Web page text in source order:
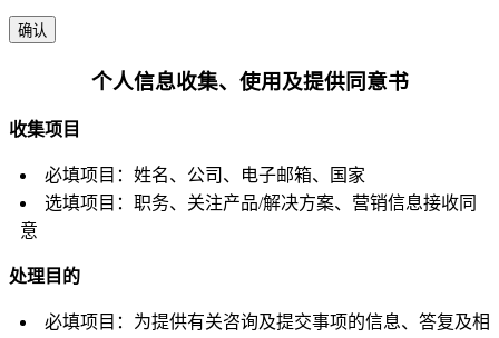
确认
个人信息收集、使用及提供同意书
收集项目
必填项目：姓名、公司、电子邮箱、国家
选填项目：职务、关注产品/解决方案、营销信息接收同
意
处理目的
必填项目：为提供有关咨询及提交事项的信息、答复及相